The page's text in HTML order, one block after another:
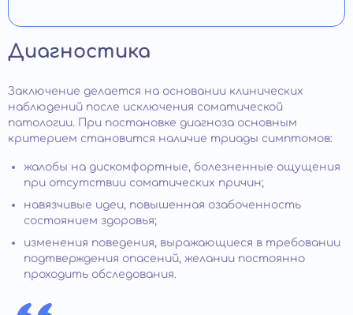
Диагностика
Заключение делается на основании клинических
наблюдений после исключения соматической
патологии. При постановке диагноза основным
критерием становится наличие триады симптомов:
жалобы на дискомфортные, болезненные ощущения
при отсутствии соматических причин;
навязчивые идеи, повышенная озабоченность
состоянием здоровья;
изменения поведения, выражающиеся в требовании
подтверждения опасений, желании постоянно
проходить обследования.